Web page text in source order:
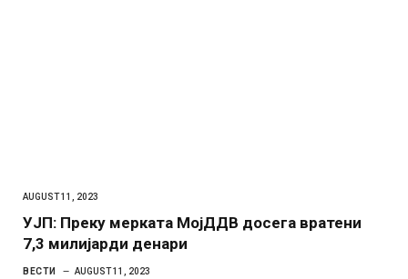
AUGUST 11, 2023
УЈП: Преку мерката МојДДВ досега вратени
7,3 милијарди денари
ВЕСТИ AUGUST 11, 2023